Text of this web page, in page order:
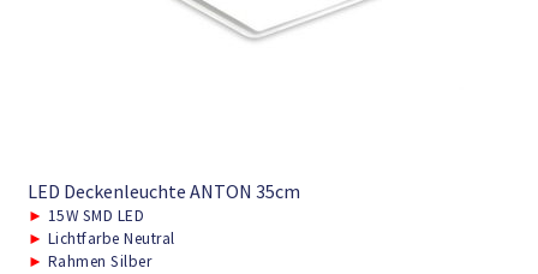
LED Deckenleuchte ANTON 35cm
► 15W SMD LED
► Lichtfarbe Neutral
► Rahmen Silber